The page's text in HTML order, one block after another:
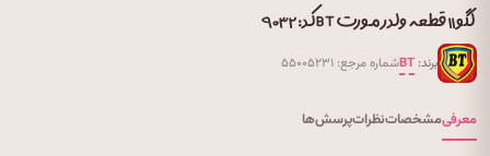
لگو ۱۱ قطعه ولدرمورت BT کد: ۹۰۳۲
برند: BTشماره مرجع: ۵۵۰۰۵۲۳۱
معرفیمشخصاتنظراتپرسش‌ها